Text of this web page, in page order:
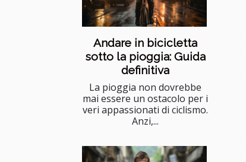
Andare in bicicletta
sotto la pioggia: Guida
definitiva
La pioggia non dovrebbe
mai essere un ostacolo per i
veri appassionati di ciclismo.
Anzi,...